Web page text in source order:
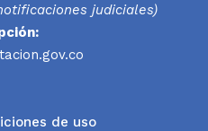
judiciales)
de uso